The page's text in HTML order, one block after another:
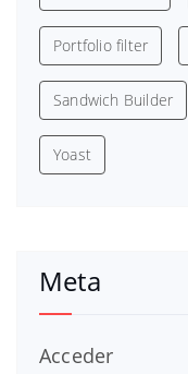
Portfolio filter
Sandwich Builder
Yoast
Meta
Acceder